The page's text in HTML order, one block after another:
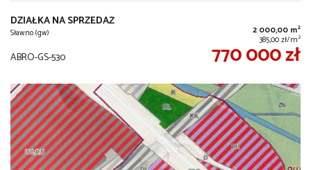
DZIAŁKA NA SPRZEDAŻ
Sławno (gw) 2 000,00 m2
385,00 zł/m2
ABRO-GS-530 770 000 zł